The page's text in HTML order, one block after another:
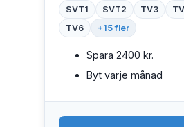
SVT1 SVT2 TV3
TV6
+15 fler
Spara 2400 kr.
Byt varje månad